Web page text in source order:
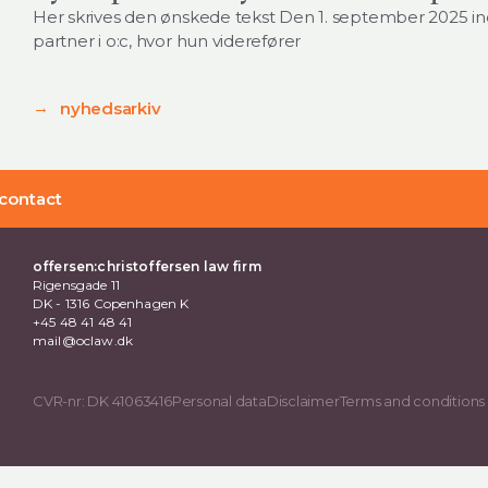
Her skrives den ønskede tekst Den 1. september 2025
partner i o:c, hvor hun viderefører
nyhedsarkiv
offersen:christoffersen law firm
Rigensgade 11
DK - 1316 Copenhagen K
+45 48 41 48 41
mail@oclaw.dk
CVR-nr: DK 41063416Personal dataDisclaimerTerms and conditions